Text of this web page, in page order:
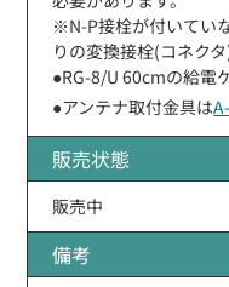
※N-P接栓が付いてい
りの変換接栓(コネク
●RG-8/U 60cmの給電
●アンテナ取付金具は
販売状態
販売中
備考